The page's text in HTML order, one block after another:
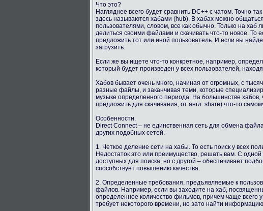
Что это?
Нагляднее всего будет сравнить DC++ с чатом. Точно
здесь называются хабами (hub). В хабах можно
пользователями, словом, все как обычно. Только на
делиться своими файлами и скачивать что-то новое. То
предложить тот или иной пользователь. И если вы
загрузить.
Если же вы ищете что-то конкретное, например,
который будет произведен у всех пользователей,
Хабов бывает очень много, начиная от огромных, с
разные файлы, и заканчивая теми, которые
музыке определенного периода. На большинстве хабов,
предложить для скачивания, от англ. share) что-то
Особенности.
Direct Connect – не единственная сеть для обмена
других подобных сетей.
1. Четкое деление сети на хабы. То есть поиск у всех
Недостаток это или преимущество, решать вам. С
доступных для поиска, но с другой – обеспечивает
способствует повышению качества.
2. Определенные требования, предъявляемые к
файлов. Например, если вы заходите на хаб,
определенное количество фильмов, причем чаще
требует некоторого времени, но зато найти